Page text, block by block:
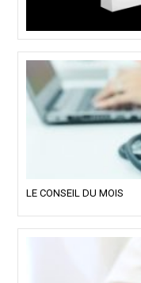
LE CONSEIL DU MOIS